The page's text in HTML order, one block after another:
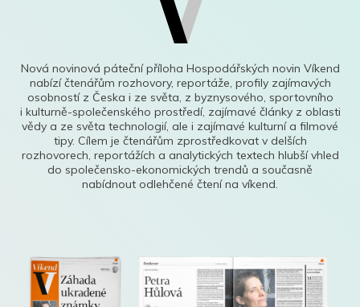
Nová novinová páteční příloha Hospodářských novin Víkend
nabízí čtenářům rozhovory, reportáže, profily zajímavých
osobností z Česka i ze světa, z byznysového, sportovního
i kulturně-společenského prostředí, zajímavé články z oblasti
vědy a ze světa technologií, ale i zajímavé kulturní a filmové
tipy. Cílem je čtenářům zprostředkovat v delších
rozhovorech, reportážích a analytických textech hlubší vhled
do společensko-ekonomických trendů a současně
nabídnout odlehčené čtení na víkend.